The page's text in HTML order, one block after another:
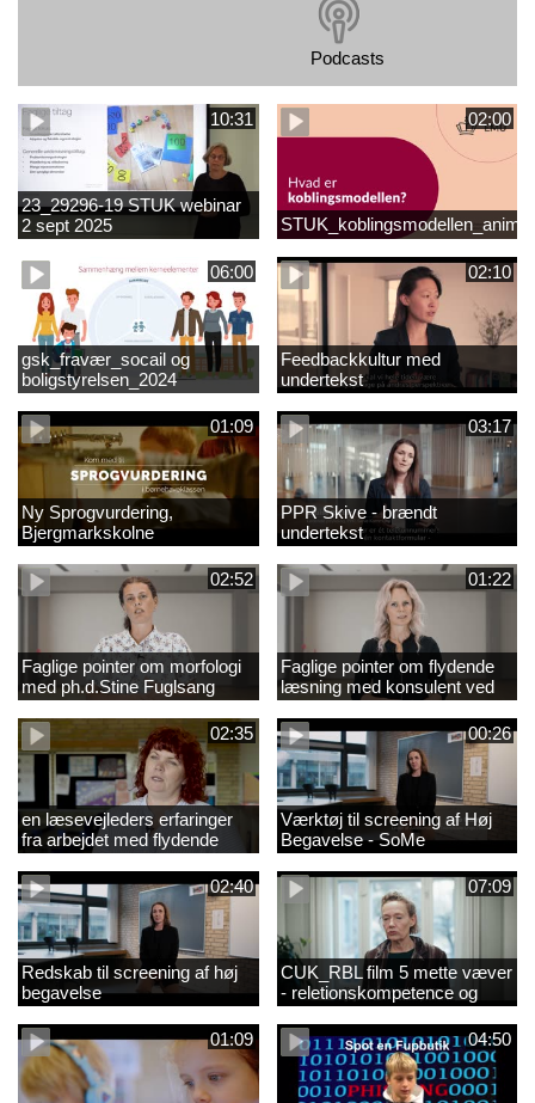
Podcasts
10:31
23_29296-19 STUK webinar
2 sept 2025
1889337_1_1.MP4
02:00
06:00
gsk_fravær_socail og
boligstyrelsen_2024
02:10
Feedbackkultur med
undertekst
01:09
Ny Sprogvurdering,
Bjergmarkskolne
03:17
PPR Skive - brændt
undertekst
02:52
Faglige pointer om morfologi
med ph.d.Stine Fuglsang
Engmose
01:22
Faglige pointer om flydende
læsning med konsulent ved
CFU Louise Duus
02:35
en læsevejleders erfaringer
fra arbejdet med flydende
læsning
00:26
Værktøj til screening af Høj
Begavelse - SoMe
02:40
Redskab til screening af høj
begavelse
07:09
CUK_RBL film 5 mette væver
- reletionskompetence og
børn i udsatte positioner.
01:09
04:50